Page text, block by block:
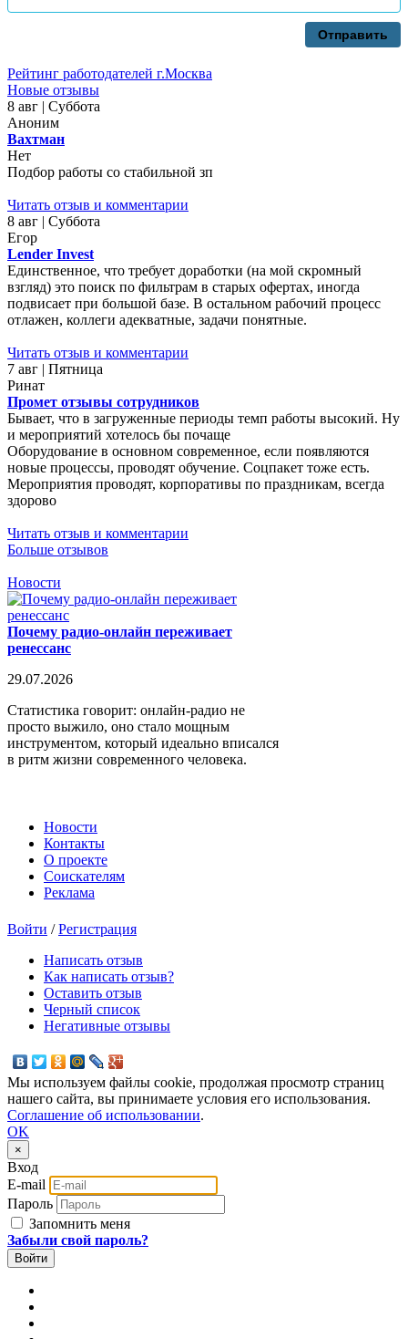
Отправить
Рейтинг работодателей г.Москва
Новые отзывы
8 авг | Суббота
Аноним
Вахтман
Нет
Подбор работы со стабильной зп
Читать отзыв и комментарии
8 авг | Суббота
Егор
Lender Invest
Единственное, что требует доработки (на мой скромный
взгляд) это поиск по фильтрам в старых офертах, иногда
подвисает при большой базе. В остальном рабочий процесс
отлажен, коллеги адекватные, задачи понятные.
Читать отзыв и комментарии
7 авг | Пятница
Ринат
Промет отзывы сотрудников
Бывает, что в загруженные периоды темп работы высокий. Ну
и мероприятий хотелось бы почаще
Оборудование в основном современное, если появляются
новые процессы, проводят обучение. Соцпакет тоже есть.
Мероприятия проводят, корпоративы по праздникам, всегда
здорово
Читать отзыв и комментарии
Больше отзывов
Новости
Почему радио-онлайн переживает
ренессанс
29.07.2026
Статистика говорит: онлайн-радио не
просто выжило, оно стало мощным
инструментом, который идеально вписался
в ритм жизни современного человека.
Новости
Контакты
О проекте
Соискателям
Реклама
Войти /Регистрация
Написать отзыв
Как написать отзыв?
Оставить отзыв
Черный список
Негативные отзывы
Мы используем файлы cookie, продолжая просмотр страниц
нашего сайта, вы принимаете условия его использования.
Соглашение об использовании.
OK
×
Вход
E-mail
Пароль
Запомнить меня
Забыли свой пароль?